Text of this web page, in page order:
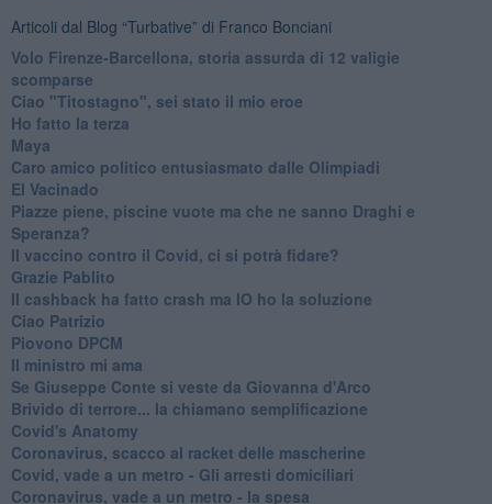
Articoli dal Blog “Turbative” di Franco Bonciani
Volo Firenze-Barcellona, storia assurda di 12 valigie
scomparse
Ciao "Titostagno", sei stato il mio eroe
Ho fatto la terza
Maya
Caro amico politico entusiasmato dalle Olimpiadi
El Vacinado
Piazze piene, piscine vuote ma che ne sanno Draghi e
Speranza?
​Il vaccino contro il Covid, ci si potrà fidare?
Grazie Pablito
Il cashback ha fatto crash ma IO ho la soluzione
Ciao Patrizio
Piovono DPCM
Il ministro mi ama
Se Giuseppe Conte si veste da Giovanna d'Arco
Brivido di terrore... la chiamano semplificazione
Covid's Anatomy
Coronavirus, scacco al racket delle mascherine
Covid, vade a un metro - Gli arresti domiciliari
Coronavirus, vade a un metro - la spesa